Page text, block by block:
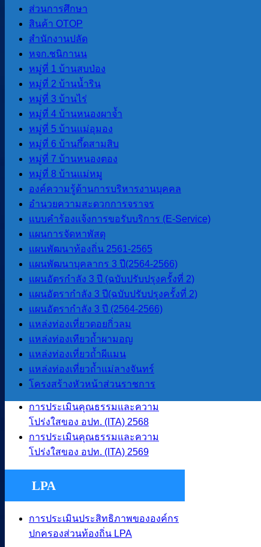
ส่วนการศึกษา
สินค้า OTOP
สํานักงานปลัด
หจก.ชนิกานน
หมู่ที่ 1 บ้านสบป่อง
หมู่ที่ 2 บ้านน้ำริน
หมู่ที่ 3 บ้านไร่
หมู่ที่ 4 บ้านหนองผาจ้ำ
หมู่ที่ 5 บ้านแม่อุมอง
หมู่ที่ 6 บ้านกึ้ดสามสิบ
หมู่ที่ 7 บ้านหนองตอง
หมู่ที่ 8 บ้านแม่หมู
องค์ความรู้ด้านการบริหารงานบุคคล
อำนวยความสะดวกการจราจร
แบบคำร้องแจ้งการขอรับบริการ (E-Service)
แผนการจัดหาพัสดุ
แผนพัฒนาท้องถิ่น 2561-2565
แผนพัฒนาบุคลากร 3 ปี(2564-2566)
แผนอัตรกำลัง 3 ปี (ฉบับปรับปรุงครั้งที่ 2)
แผนอัตรากำลัง 3 ปี(ฉบับปรับปรุงครั้งที่ 2)
แผนอัตรากําลัง 3 ปี (2564-2566)
แหล่งท่องเที่ยวดอยกิ่วลม
แหล่งท่องเทียวถ้ำผามอญ
แหล่งท่องเที่ยวถ้ำผีแมน
แหล่งท่องเที่ยวถ้ำแม่ลางจันทร์
โครงสร้างหัวหน้าส่วนราชการ
เมนูหลัก
หน้าแรก
ข้อมูลทั่วไป
ประวัติองค์การบริหารส่วนตำบลสบ
ป่อง
วิสัยทัศน์การพัฒนา
อำนาจหน้าที่
ติดต่อเรา
หน่วยตรวจสอบภายใน
การโอนงบประมาณรายจ่าย
การติดตามประเมินผลระบบการ
ควบคุมภายใน
ITA
การประเมินคุณธรรมและ ความ
โปร่งใสของ อปท. (ITA) 2565
การประเมินคุณธรรมและ ความ
โปร่งใสของ อปท. (ITA) 2566
การประเมินคุณธรรมและความ
โปร่งใสของ อปท. (ITA) 2567
การประเมินคุณธรรมและความ
โปร่งใสของ อปท. (ITA) 2568
การประเมินคุณธรรมและความ
โปร่งใสของ อปท. (ITA) 2569
LPA
การประเมินประสิทธิภาพขององค์กร
ปกครองส่วนท้องถิ่น LPA